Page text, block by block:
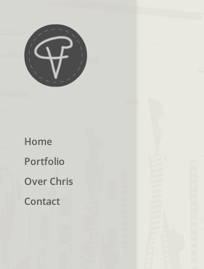
Home
Portfolio
Over Chris
Contact